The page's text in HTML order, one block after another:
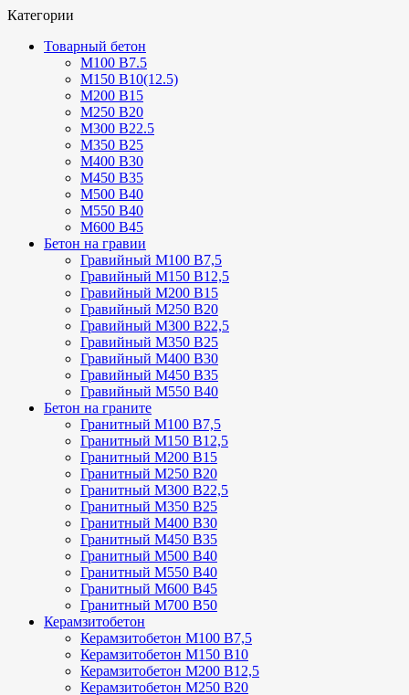
Категории
Товарный бетон
М100 В7.5
М150 В10(12.5)
М200 В15
М250 В20
М300 В22.5
М350 В25
М400 В30
М450 В35
М500 В40
М550 В40
М600 В45
Бетон на гравии
Гравийный М100 В7,5
Гравийный М150 В12,5
Гравийный М200 В15
Гравийный М250 В20
Гравийный М300 В22,5
Гравийный М350 В25
Гравийный М400 В30
Гравийный М450 В35
Гравийный М550 В40
Бетон на граните
Гранитный М100 В7,5
Гранитный М150 В12,5
Гранитный М200 В15
Гранитный М250 В20
Гранитный М300 В22,5
Гранитный М350 В25
Гранитный М400 В30
Гранитный М450 В35
Гранитный М500 В40
Гранитный М550 В40
Гранитный М600 В45
Гранитный М700 В50
Керамзитобетон
Керамзитобетон М100 В7,5
Керамзитобетон М150 В10
Керамзитобетон М200 В12,5
Керамзитобетон М250 В20